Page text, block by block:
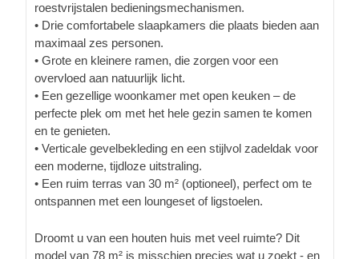
roestvrijstalen bedieningsmechanismen.
• Drie comfortabele slaapkamers die plaats bieden aan
maximaal zes personen.
• Grote en kleinere ramen, die zorgen voor een
overvloed aan natuurlijk licht.
• Een gezellige woonkamer met open keuken – de
perfecte plek om met het hele gezin samen te komen
en te genieten.
• Verticale gevelbekleding en een stijlvol zadeldak voor
een moderne, tijdloze uitstraling.
• Een ruim terras van 30 m² (optioneel), perfect om te
ontspannen met een loungeset of ligstoelen.
Droomt u van een houten huis met veel ruimte? Dit
model van 78 m² is misschien precies wat u zoekt - en